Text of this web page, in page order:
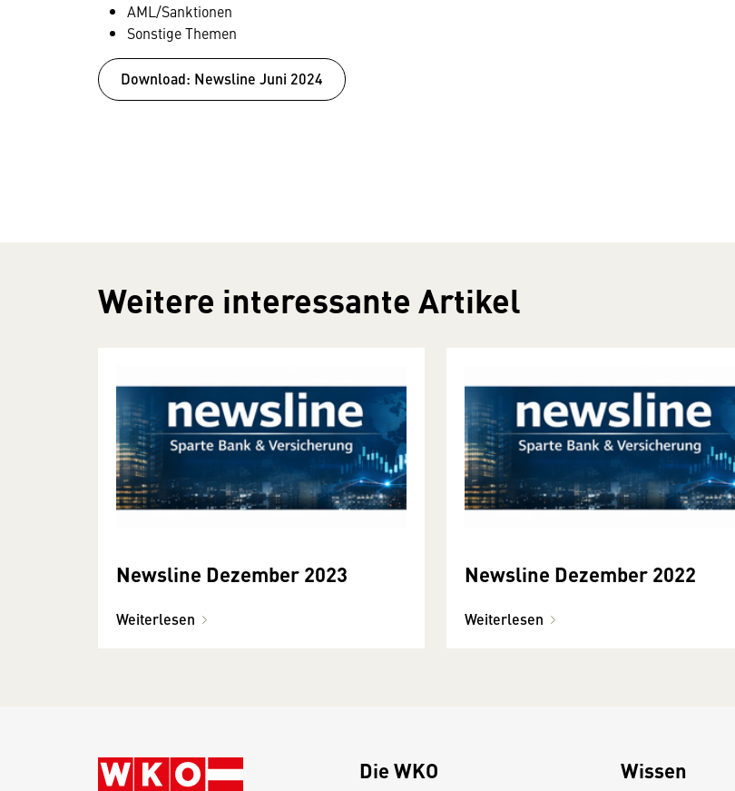
AML/Sanktionen
Sonstige Themen
Download: Newsline Juni 2024
Weitere interessante Artikel
Newsline Dezember 2023
Weiterlesen
Newsline Dezember 2022
Weiterlesen
Die WKO Wissen